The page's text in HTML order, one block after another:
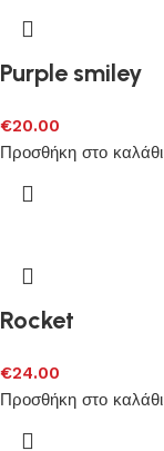
Purple smiley
€20.00
Προσθήκη στο καλάθι
Rocket
€24.00
Προσθήκη στο καλάθι